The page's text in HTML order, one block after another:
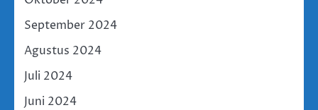
September 2024
Agustus 2024
Juli 2024
Juni 2024